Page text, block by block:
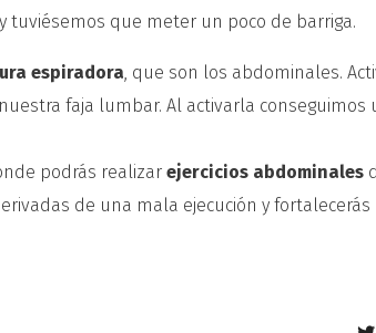
que meter un poco de barriga.
espiradora, que son los abdominales.
faja lumbar. Al activarla conseguimos
podrás realizar ejercicios abdominales
de una mala ejecución y